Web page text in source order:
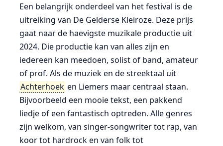
Een belangrijk onderdeel van het festival is de
uitreiking van De Gelderse Kleiroze. Deze prijs
gaat naar de haevigste muzikale productie uit
2024. Die productie kan van alles zijn en
iedereen kan meedoen, solist of band, amateur
of prof. Als de muziek en de streektaal uit
Achterhoek en Liemers maar centraal staan.
Bijvoorbeeld een mooie tekst, een pakkend
liedje of een fantastisch optreden. Alle genres
zijn welkom, van singer-songwriter tot rap, van
koor tot hardrock en van folk tot